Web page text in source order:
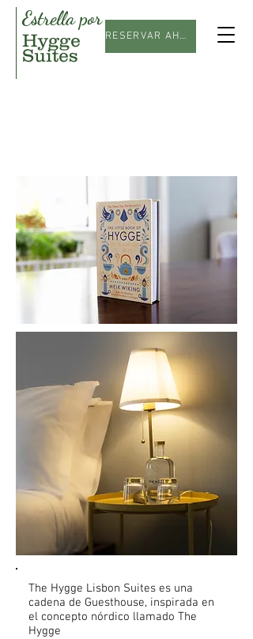
Hygge
Suites
RESERVAR AHORA
Estrella por
The Hygge Lisbon Suites es una
cadena de Guesthouse, inspirada en
el concepto nórdico llamado The
Hygge